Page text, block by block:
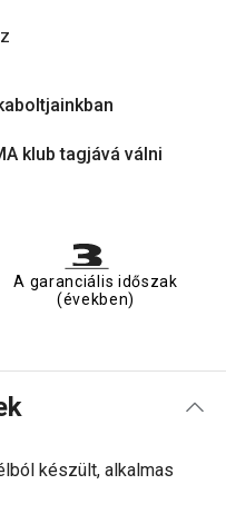
klub tagjává válni
A garanciális időszak
(években)
készült, alkalmas